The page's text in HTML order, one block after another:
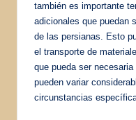
también es importante
adicionales que puedan
de las persianas. Esto
el transporte de
que pueda ser
pueden variar
circunstancias